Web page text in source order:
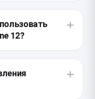
и внутренние
все
и камеру во
12?
клеем.
может